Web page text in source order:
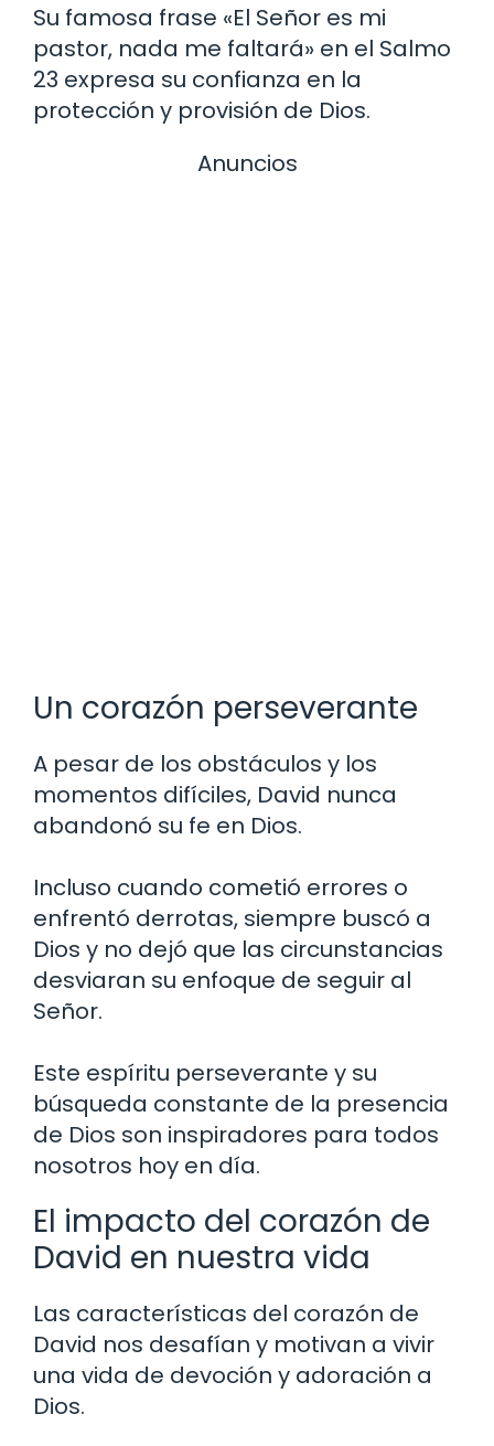
Su famosa frase «El Señor es mi
pastor, nada me faltará» en el Salmo
23 expresa su confianza en la
protección y provisión de Dios.
Anuncios
Un corazón perseverante
A pesar de los obstáculos y los
momentos difíciles, David nunca
abandonó su fe en Dios.
Incluso cuando cometió errores o
enfrentó derrotas, siempre buscó a
Dios y no dejó que las circunstancias
desviaran su enfoque de seguir al
Señor.
Este espíritu perseverante y su
búsqueda constante de la presencia
de Dios son inspiradores para todos
nosotros hoy en día.
El impacto del corazón de
David en nuestra vida
Las características del corazón de
David nos desafían y motivan a vivir
una vida de devoción y adoración a
Dios.